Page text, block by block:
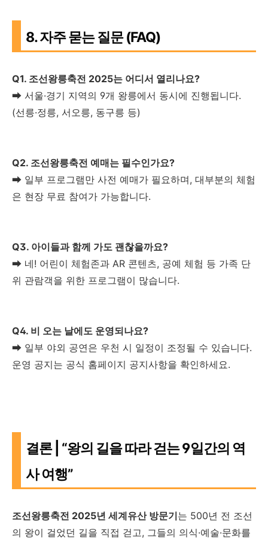
8. 자주 묻는 질문 (FAQ)
Q1. 조선왕릉축전 2025는 어디서 열리나요?
➡ 서울·경기 지역의 9개 왕릉에서 동시에 진행됩니다.
(선릉·정릉, 서오릉, 동구릉 등)
Q2. 조선왕릉축전 예매는 필수인가요?
➡ 일부 프로그램만 사전 예매가 필요하며, 대부분의 체험
은 현장 무료 참여가 가능합니다.
Q3. 아이들과 함께 가도 괜찮을까요?
➡ 네! 어린이 체험존과 AR 콘텐츠, 공예 체험 등 가족 단
위 관람객을 위한 프로그램이 많습니다.
Q4. 비 오는 날에도 운영되나요?
➡ 일부 야외 공연은 우천 시 일정이 조정될 수 있습니다.
운영 공지는 공식 홈페이지 공지사항을 확인하세요.
결론 | “왕의 길을 따라 걷는 9일간의 역
사 여행”
조선왕릉축전 2025년 세계유산 방문기는 500년 전 조선
의 왕이 걸었던 길을 직접 걷고, 그들의 의식·예술·문화를